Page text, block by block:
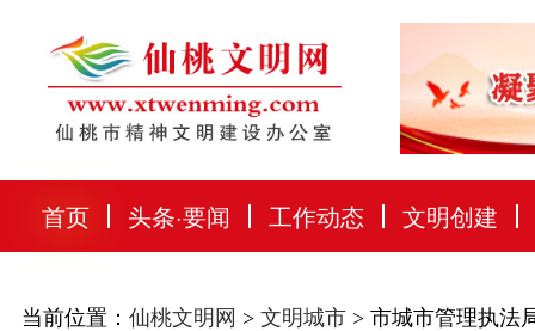
首页 头条·要闻 工作动态 文明创建
当前位置： 仙桃文明网 > 文明城市 > 市城市管理执法